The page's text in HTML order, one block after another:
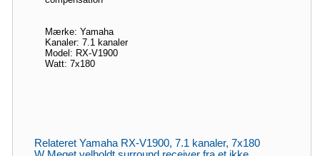
Mærke: Yamaha
Kanaler: 7.1 kanaler
Model: RX-V1900
Watt: 7x180
Relateret Yamaha RX-V1900, 7.1 kanaler, 7x180